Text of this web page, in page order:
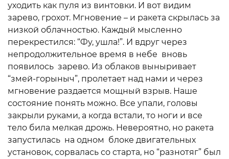
уходить как пуля из винтовки. И вот видим
зарево, грохот. Мгновение – и ракета скрылась за
низкой облачностью. Каждый мысленно
перекрестился: “Фу, ушла!”. И вдруг через
непродолжительное время в небе вновь
появилось зарево. Из облаков выныривает
“змей-горыныч”, пролетает над нами и через
мгновение раздается мощный взрыв. Наше
состояние понять можно. Все упали, головы
закрыли руками, а когда встали, то ноги и все
тело била мелкая дрожь. Невероятно, но ракета
запустилась на одном блоке двигательных
установок, сорвалась со старта, но “разнотяг” был